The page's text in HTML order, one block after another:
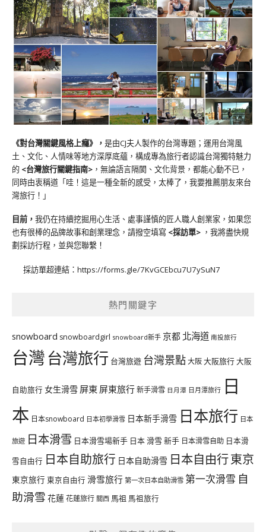
《對台灣關鍵風格上癮》 ， 是由CJ夫人製作的台灣專題；運用台灣風
土、文化、人情味等地方深厚底蘊，構成專為旅行者認識台灣獨特魅力
的 <台灣旅行關鍵指南> ，無論語言隔閡、文化背景，都能心動不已，
同時由衷稱道「哇！這是一種全新的感受，太棒了，我要推薦朋友來台
灣旅行！」
目前， 我仍在持續挖掘用心生活、處事謹慎的匠人職人創業家，如果您
也有很棒的品牌故事和創業理念，請撥空填寫 <採訪單> ，我將盡快規
劃採訪行程，並與您聯繫！
採訪單超連結： https://forms.gle/7KvGCEbcu7U7ySuN7
熱門關鍵字
snowboard snowboardgirl snowboard新手 京都 北海道 南投旅行
台灣台灣旅行 台灣旅遊 台灣景點大阪大阪旅行大阪
自助旅行 女生滑雪 屏東 屏東旅行新手滑雪 日月潭 日月潭旅行 日
本 日本snowboard 日本初學滑雪 日本新手滑雪 日本旅行 日本
旅遊 日本滑雪 日本滑雪場新手 日本 滑雪 新手 日本滑雪自助 日本滑
雪自由行 日本自助旅行 日本自助滑雪 日本自由行東京
東京旅行 東京自由行 滑雪旅行 第一次日本自助滑雪 第一次滑雪 自
助滑雪 花蓮花蓮旅行 關西 馬祖 馬祖旅行